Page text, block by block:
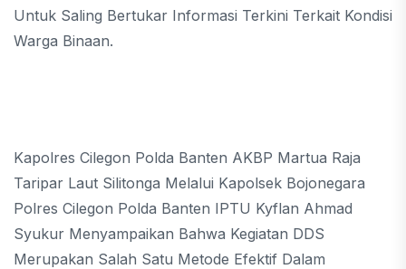
Untuk Saling Bertukar Informasi Terkini Terkait Kondisi
Warga Binaan.
Kapolres Cilegon Polda Banten AKBP Martua Raja
Taripar Laut Silitonga Melalui Kapolsek Bojonegara
Polres Cilegon Polda Banten IPTU Kyflan Ahmad
Syukur Menyampaikan Bahwa Kegiatan DDS
Merupakan Salah Satu Metode Efektif Dalam